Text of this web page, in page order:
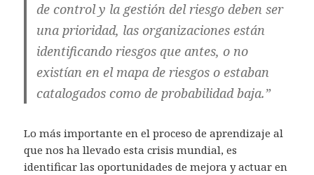
de control y la gestión del riesgo deben ser
una prioridad, las organizaciones están
identificando riesgos que antes, o no
existían en el mapa de riesgos o estaban
catalogados como de probabilidad baja.”
Lo más importante en el proceso de aprendizaje al
que nos ha llevado esta crisis mundial, es
identificar las oportunidades de mejora y actuar en